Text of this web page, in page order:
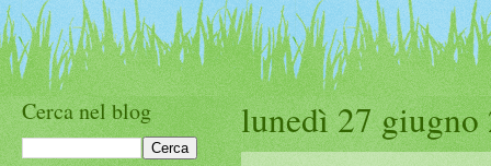
lunedì 27 giugno
Cerca nel blog